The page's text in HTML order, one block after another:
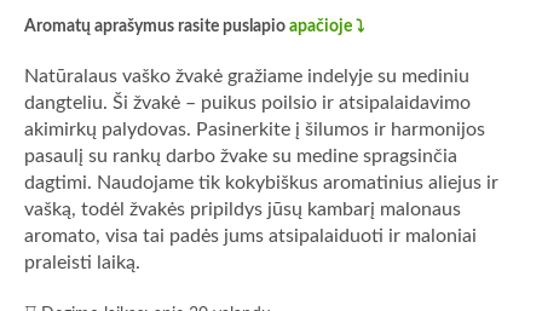
Aromatų aprašymus rasite puslapio apačioje ⤵️
Natūralaus vaško žvakė gražiame indelyje su mediniu
dangteliu. Ši žvakė – puikus poilsio ir atsipalaidavimo
akimirkų palydovas. Pasinerkite į šilumos ir harmonijos
pasaulį su rankų darbo žvake su medine spragsinčia
dagtimi. Naudojame tik kokybiškus aromatinius aliejus ir
vašką, todėl žvakės pripildys jūsų kambarį malonaus
aromato, visa tai padės jums atsipalaiduoti ir maloniai
praleisti laiką.